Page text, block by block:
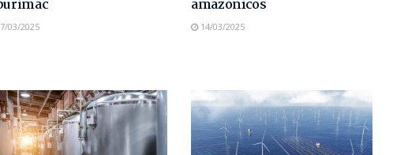
03/2025
amazónicos
14/03/2025